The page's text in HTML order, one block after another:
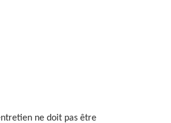
ne doit pas être